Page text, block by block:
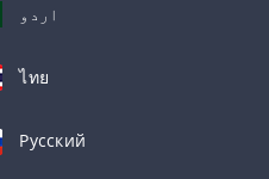
اردو
ไทย
Русский